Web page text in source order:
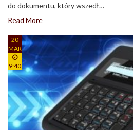
do dokumentu, który wszedł…
Read More
20
MAR
9:40